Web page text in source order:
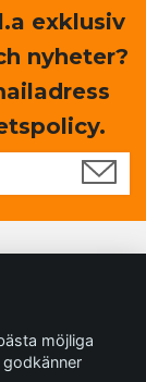
exklusiv
nyheter?
möjliga